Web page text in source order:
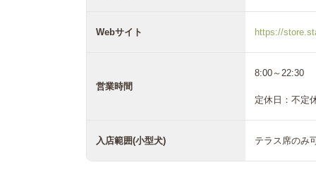
Webサイト https://
営業時間
8:00～22:30
定休日：不定
入店範囲(小型犬) テラス席のみ